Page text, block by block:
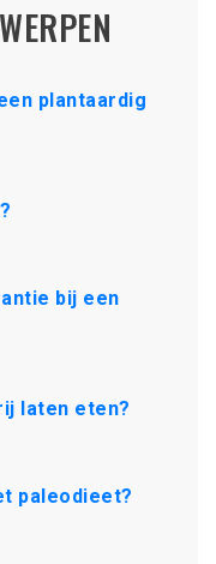
plantaardig
bij een
laten eten?
paleodieet?